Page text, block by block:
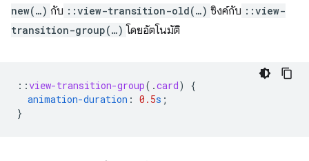
new(…) กับ ::view-transition-old(…) ซิงค์กับ ::view-
transition-group(…) โดยอัตโนมัติ
::view-transition-group( .card)
{
animation-duration : 0.5s ;
}